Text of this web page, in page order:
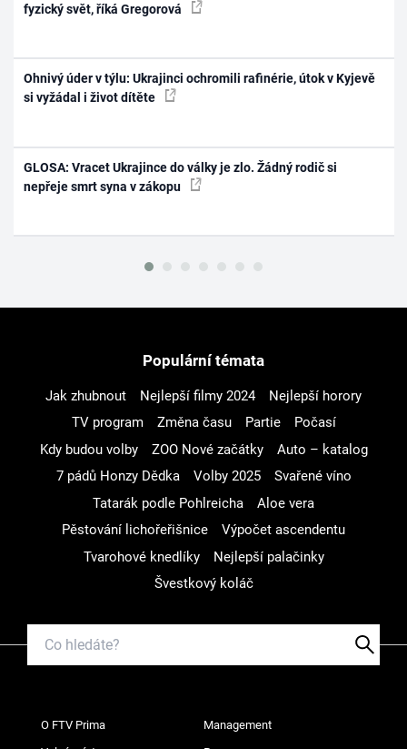
fyzický svět, říká Gregorová
Ohnivý úder v týlu: Ukrajinci ochromili rafinérie, útok v Kyjevě
si vyžádal i život dítěte
GLOSA: Vracet Ukrajince do války je zlo. Žádný rodič si
nepřeje smrt syna v zákopu
Populární témata
Jak zhubnout Nejlepší filmy 2024
Nejlepší horory
TV program
Změna času Partie
Počasí
Kdy budou volby
ZOO Nové začátky
Auto – katalog
7 pádů Honzy Dědka
Volby 2025
Svařené víno
Tatarák podle Pohlreicha
Aloe vera
Pěstování lichořeřišnice
Výpočet ascendentu
Tvarohové knedlíky
Nejlepší palačinky
Švestkový koláč
O FTV Prima Management